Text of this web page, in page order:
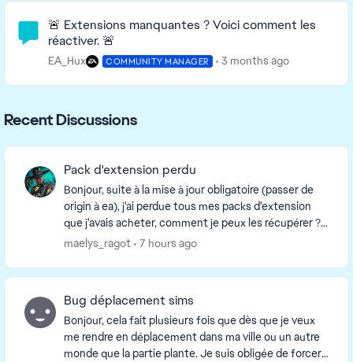
Community Highlights
🚨 Extensions manquantes ? Voici comment les
réactiver. 🚨
EA_Hux COMMUNITY MANAGER 3 months ago
Recent Discussions
Pack d'extension perdu
Bonjour, suite à la mise à jour obligatoire (passer de
origin à ea), j'ai perdue tous mes packs d'extension
que j'avais acheter, comment je peux les récupérer ?
maelys_ragot 7 hours ago
Bug déplacement sims
Bonjour, cela fait plusieurs fois que dès que je veux
me rendre en déplacement dans ma ville ou un autre
monde que la partie plante. Je suis obligée de forcer